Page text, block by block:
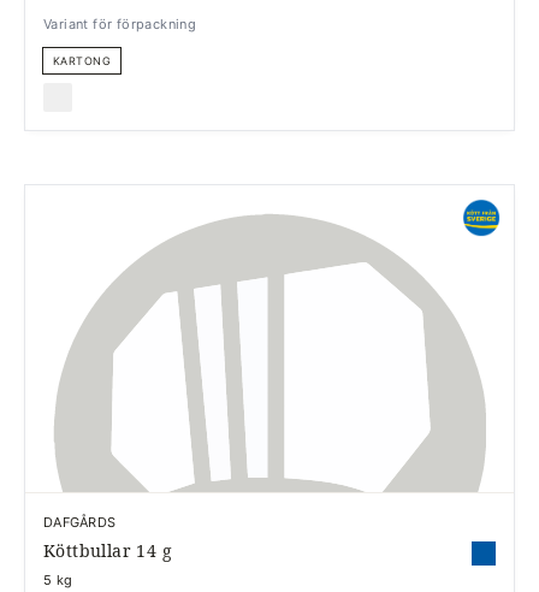
Variant för förpackning
KARTONG
DAFGÅRDS
Köttbullar 14 g
5 kg